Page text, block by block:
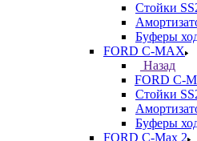
Стойки
Буферы
FORD С-MAX
Назад
FORD С-
Стойки
Буферы
FORD C-Max 2